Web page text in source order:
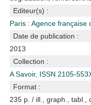
Editeur(s) :
Paris : Agence française
Date de publication :
2013
Collection :
A Savoir, ISSN 2105-
Format :
235 p. / ill., graph., tabl.,